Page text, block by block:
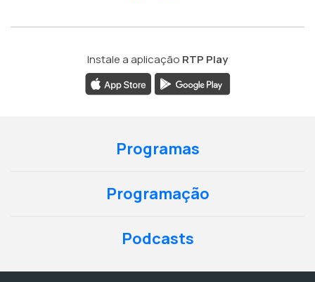
Instale a aplicação RTP Play
Programas
Programação
Podcasts